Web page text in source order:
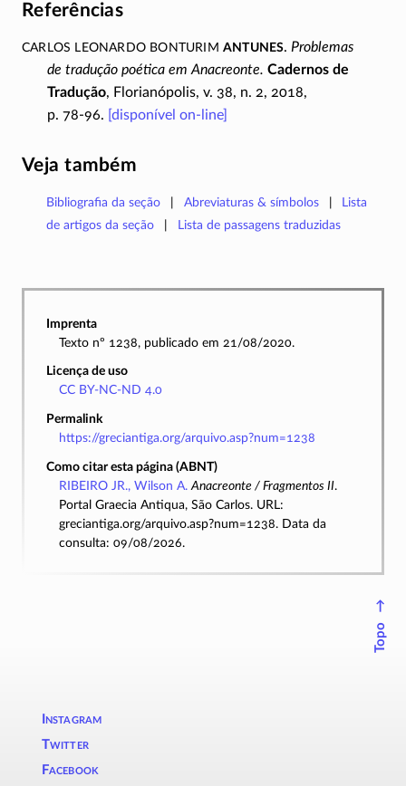
Referências
Carlos Leonardo Bonturim Antunes. Problemas
de tradução poética em Anacreonte. Cadernos de
Tradução, Florianópolis, v. 38, n. 2, 2018,
p. 78-96. [disponível on-line]
Veja também
Bibliografia da seção Abreviaturas & símbolos
Lista
de artigos da seção
Lista de passagens traduzidas
Imprenta
Texto nº 1238, publicado em 21/08/2020.
Licença de uso
CC BY-NC-ND 4.0
Permalink
https://greciantiga.org/arquivo.asp?num=1238
Como citar esta página (ABNT)
RIBEIRO JR., Wilson A. Anacreonte / Fragmentos II.
Portal Graecia Antiqua, São Carlos. URL:
greciantiga.org/arquivo.asp?num=1238. Data da
consulta: 09/08/2026.
↑
Topo
Instagram
Twitter
Facebook